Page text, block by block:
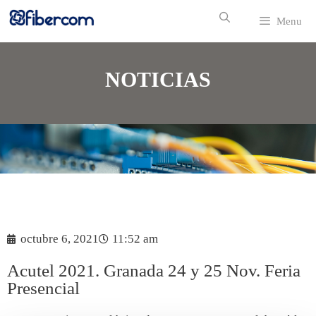
Menu
NOTICIAS
octubre 6, 2021 11:52 am
Acutel 2021. Granada 24 y 25 Nov. Feria
Presencial